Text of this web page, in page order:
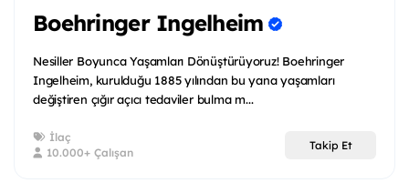
Boehringer Ingelheim
Nesiller Boyunca Yaşamları Dönüştürüyoruz! Boehringer
Ingelheim, kurulduğu 1885 yılından bu yana yaşamları
değiştiren çığır açıcı tedaviler bulma m...
İlaç
10.000+ Çalışan
Takip Et